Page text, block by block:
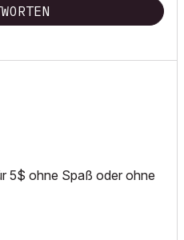
5$ ohne Spaß oder ohne